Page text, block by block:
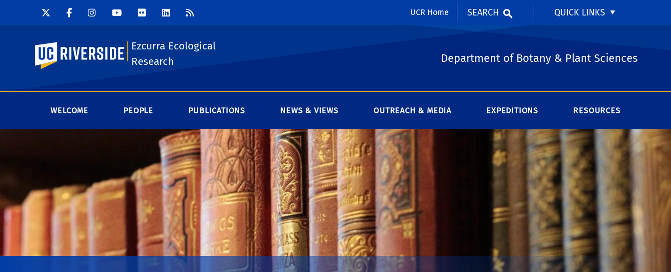
UCR Home SEARCH QUICK LINKS
UC Riverside
Ezcurra Ecological
Research
Department of Botany & Plant Sciences
WELCOME PEOPLE PUBLICATIONS NEWS & VIEWS OUTREACH & MEDIA EXPEDITIONS RESOURCES